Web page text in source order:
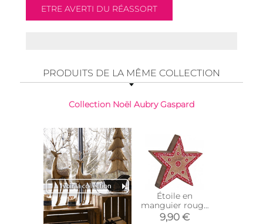
PRODUITS DE LA MÊME COLLECTION
Collection Noël Aubry Gaspard
Étoile en
manguier rouge
et blanche
9,90 €